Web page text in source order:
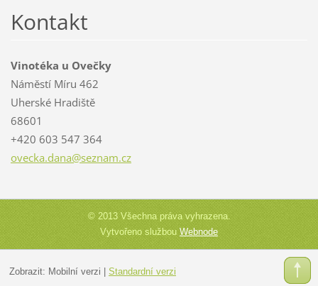
Kontakt
Vinotéka u Ovečky
Náměstí Míru 462
Uherské Hradiště
68601
+420 603 547 364
ovecka.dana@seznam.cz
© 2013 Všechna práva vyhrazena.
Vytvořeno službouWebnode
Zobrazit: Mobilní verzi | Standardní verzi